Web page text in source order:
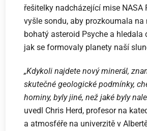
řešitelky nadcházející mise NASA
vyšle sondu, aby prozkoumala na
bohatý asteroid Psyche a hledala
jak se formovaly planety naší
„Kdykoli najdete nový minerál,
skutečné geologické podmínky,
horniny, byly jiné, než jaké byly
uvedl Chris Herd, profesor na
a atmosféře na univerzitě v